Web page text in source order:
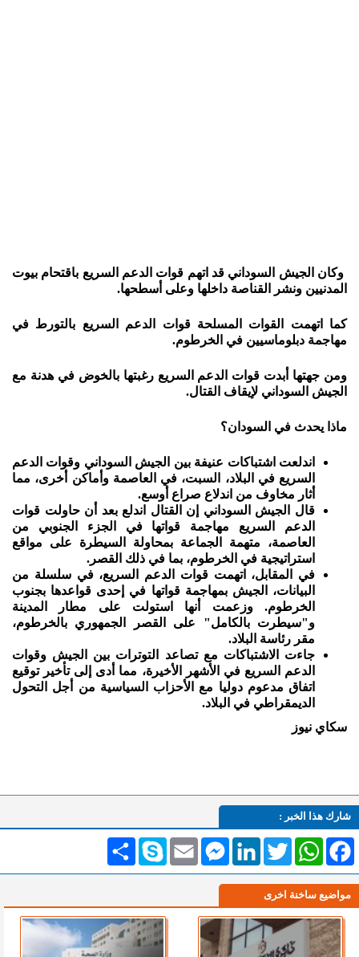
وكان الجيش السوداني قد اتهم قوات الدعم السريع باقتحام بيوت
المدنيين ونشر القناصة داخلها وعلى أسطحها.
كما اتهمت القوات المسلحة قوات الدعم السريع بالتورط في
مهاجمة دبلوماسيين في الخرطوم.
ومن جهتها أبدت قوات الدعم السريع رغبتها بالخوض في هدنة مع
الجيش السوداني لإيقاف القتال.
ماذا يحدث في السودان؟
اندلعت اشتباكات عنيفة بين الجيش السوداني وقوات الدعم
السريع في البلاد، السبت، في العاصمة وأماكن أخرى، مما
أثار مخاوف من اندلاع صراع أوسع.
قال الجيش السوداني إن القتال اندلع بعد أن حاولت قوات
الدعم السريع مهاجمة قواتها في الجزء الجنوبي من
العاصمة، متهمة الجماعة بمحاولة السيطرة على مواقع
استراتيجية في الخرطوم، بما في ذلك القصر.
في المقابل، اتهمت قوات الدعم السريع، في سلسلة من
البيانات، الجيش بمهاجمة قواتها في إحدى قواعدها بجنوب
الخرطوم. وزعمت أنها استولت على مطار المدينة
و"سيطرت بالكامل" على القصر الجمهوري بالخرطوم،
مقر رئاسة البلاد.
جاءت الاشتباكات مع تصاعد التوترات بين الجيش وقوات
الدعم السريع في الأشهر الأخيرة، مما أدى إلى تأخير توقيع
اتفاق مدعوم دوليا مع الأحزاب السياسية من أجل التحول
الديمقراطي في البلاد.
سكاي نيوز
شارك هذا الخبر :
انشر Skype Email
MessengerLinkedInTwitterWhatsAppFacebook
مواضيع ساخنة اخرى